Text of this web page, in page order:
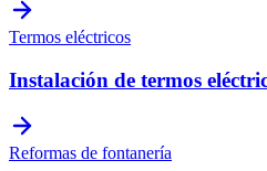
Termos eléctricos
Instalación de termos
Reformas de fontanería